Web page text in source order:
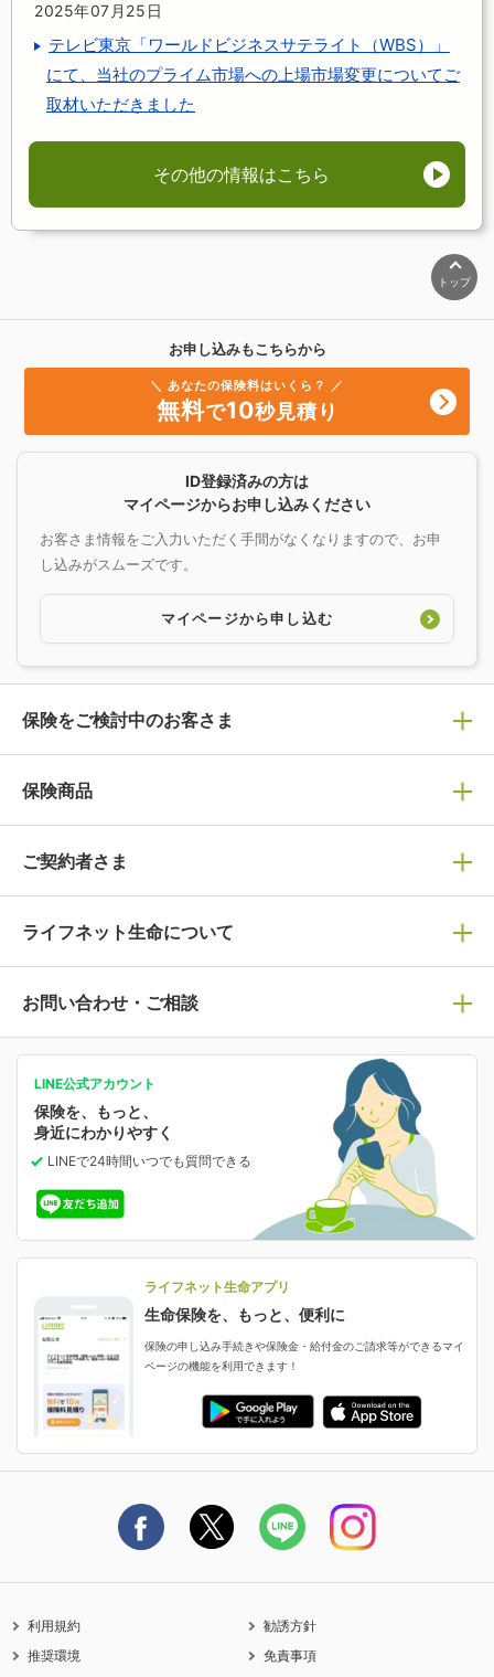
2025年07月25日
テレビ東京「ワールドビジネスサテライト（WBS）」
にて、当社のプライム市場への上場市場変更についてご
取材いただきました
その他の情報はこちら
トップ
お申し込みもこちらから
＼ あなたの保険料はいくら？ ／
無料で10秒見積り
ID登録済みの方は
マイページからお申し込みください
お客さま情報をご入力いただく手間がなくなりますので、お申
し込みがスムーズです。
マイページから申し込む
保険をご検討中のお客さま
保険の選び方
保険選びで迷っている方はチェック！
保険の基礎知識や選び方を解説！
人生のステージに必要な保険がわかる！
保険ジャンバラヤ
あなたの人生と保険選びのためのWebメディア
選ばれる理由・評判
ライフネット生命の特長
ライフネット生命が選ばれる理由がわかる！
評判・口コミ
ご契約者さまに聞きました！
申し込みガイド
ご契約の流れと必要書類
保険料の支払い方法
保険商品
保険商品一覧
万が一に備える
病気や手術に備える
がん保険
がんに備える
女性保険
就業不能保険
就業不能状態に備える
認知症・MCIに備える
ご契約者さま
マイページログイン
ご契約内容の確認
お客さま情報の確認・変更
保険料の支払い方法の変更
中断したお申し込みの再開
お申し込み後の状況確認
減額・解約・追加契約の申し込み など
ご契約者さま向け各種お手続き・サービス
保険金・給付金のご請求
生命保険料控除に関するご案内
ライフネット生命について
ライフネット生命についてトップ
会社情報
業績・財務情報
保険金等の支払状況
採用情報
生命保険マニフェスト
ライフネット生命のCMページ
ライフネット生命公式note
お問い合わせ・ご相談
保険相談サービス
よくあるご質問
資料請求
LINE公式アカウント
保険を、もっと、
身近にわかりやすく
LINEで24時間いつでも質問できる
ライフネット生命アプリ
生命保険を、もっと、便利に
保険の申し込み手続きや保険金・給付金のご請求等ができるマイ
ページの機能を利用できます！
利用規約
推奨環境
勧誘方針
免責事項